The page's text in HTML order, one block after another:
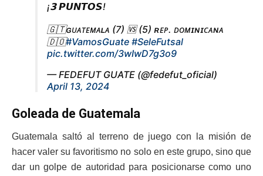
¡𝟯 𝙋𝙐𝙉𝙏𝙊𝙎!
🇬🇹ɢᴜᴀᴛᴇᴍᴀʟᴀ (7) 🆚 (5) ʀᴇᴘ. ᴅᴏᴍɪɴɪᴄᴀɴᴀ
🇩🇴#VamosGuate #SeleFutsal
pic.twitter.com/3wIwD7g3o9
— FEDEFUT GUATE (@fedefut_oficial)
April 13, 2024
Goleada de Guatemala
Guatemala saltó al terreno de juego con la misión de
hacer valer su favoritismo no solo en este grupo, sino que
dar un golpe de autoridad para posicionarse como uno